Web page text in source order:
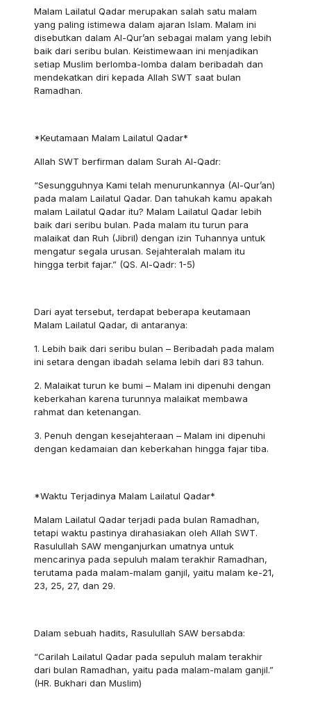
Malam Lailatul Qadar merupakan salah satu malam
yang paling istimewa dalam ajaran Islam. Malam ini
disebutkan dalam Al-Qur’an sebagai malam yang lebih
baik dari seribu bulan. Keistimewaan ini menjadikan
setiap Muslim berlomba-lomba dalam beribadah dan
mendekatkan diri kepada Allah SWT saat bulan
Ramadhan.
*Keutamaan Malam Lailatul Qadar*
Allah SWT berfirman dalam Surah Al-Qadr:
“Sesungguhnya Kami telah menurunkannya (Al-Qur’an)
pada malam Lailatul Qadar. Dan tahukah kamu apakah
malam Lailatul Qadar itu? Malam Lailatul Qadar lebih
baik dari seribu bulan. Pada malam itu turun para
malaikat dan Ruh (Jibril) dengan izin Tuhannya untuk
mengatur segala urusan. Sejahteralah malam itu
hingga terbit fajar.” (QS. Al-Qadr: 1-5)
Dari ayat tersebut, terdapat beberapa keutamaan
Malam Lailatul Qadar, di antaranya:
1. Lebih baik dari seribu bulan – Beribadah pada malam
ini setara dengan ibadah selama lebih dari 83 tahun.
2. Malaikat turun ke bumi – Malam ini dipenuhi dengan
keberkahan karena turunnya malaikat membawa
rahmat dan ketenangan.
3. Penuh dengan kesejahteraan – Malam ini dipenuhi
dengan kedamaian dan keberkahan hingga fajar tiba.
*Waktu Terjadinya Malam Lailatul Qadar*
Malam Lailatul Qadar terjadi pada bulan Ramadhan,
tetapi waktu pastinya dirahasiakan oleh Allah SWT.
Rasulullah SAW menganjurkan umatnya untuk
mencarinya pada sepuluh malam terakhir Ramadhan,
terutama pada malam-malam ganjil, yaitu malam ke-21,
23, 25, 27, dan 29.
Dalam sebuah hadits, Rasulullah SAW bersabda:
“Carilah Lailatul Qadar pada sepuluh malam terakhir
dari bulan Ramadhan, yaitu pada malam-malam ganjil.”
(HR. Bukhari dan Muslim)